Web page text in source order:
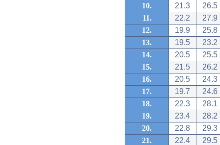
10.
21.3
26.5
11.
22.2
27.9
12.
19.9
25.8
13.
19.5
23.2
14.
20.5
25.5
15.
21.5
26.2
16.
20.5
24.3
17.
19.7
24.6
18.
22.3
28.1
19.
23.4
28.2
20.
22.8
29.3
21.
22.4
29.5